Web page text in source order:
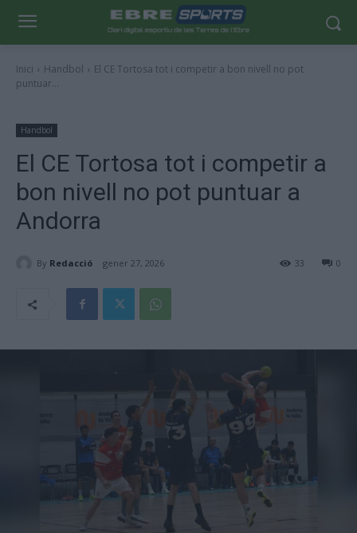
Inici Handbol
El CE Tortosa tot i competir a bon nivell no pot
puntuar...
Handbol
El CE Tortosa tot i competir a
bon nivell no pot puntuar a
Andorra
By Redacció gener 27, 2026 0
33